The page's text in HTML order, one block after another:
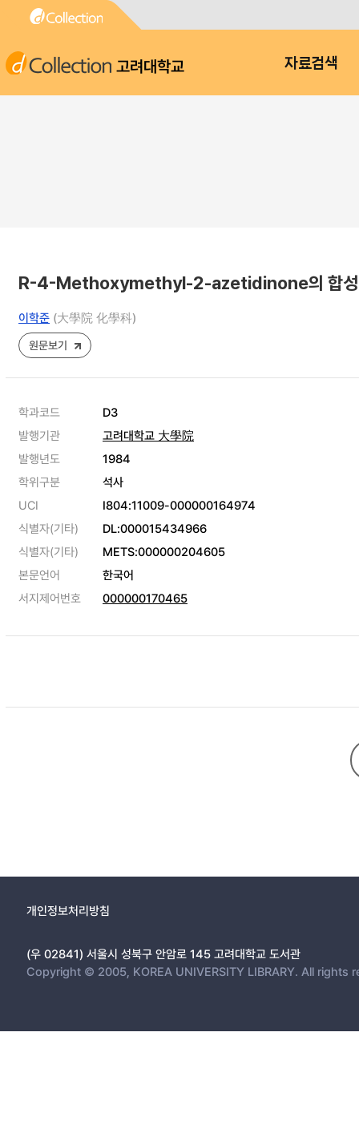
고려대학교 자료검색
R-4-Methoxymethyl-2-azetidinone의 합성
이학준 (大學院 化學科)
원문보기
학과코드
D3
발행기관
고려대학교 大學院
발행년도
1984
학위구분
석사
UCI
I804:11009-000000164974
식별자(기타)
DL:000015434966
식별자(기타)
METS:000000204605
본문언어
한국어
서지제어번호
000000170465
개인정보처리방침
(우 02841) 서울시 성북구 안암로 145 고려대학교 도서관
Copyright © 2005, KOREA UNIVERSITY LIBRARY. All rights